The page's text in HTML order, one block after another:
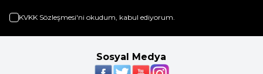
KVKK Sözleşmesi'ni okudum, kabul ediyorum.
Sosyal Medya